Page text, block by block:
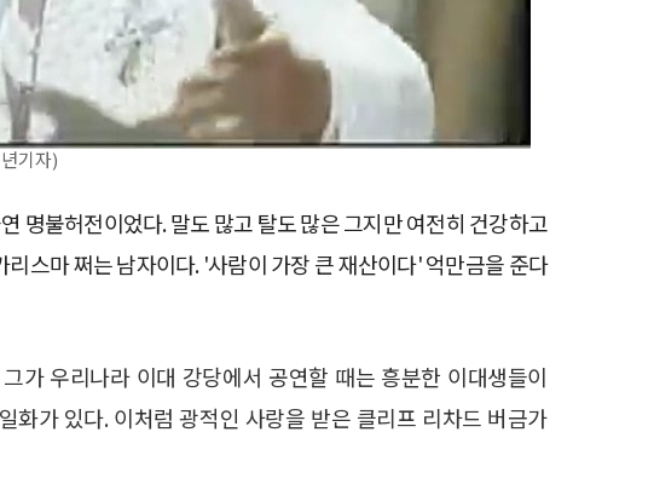
기자)
명불허전이었다. 말도 많고 탈도 많은 그지만 여전히 건강하고
스마 쩌는 남자이다. '사람이 가장 큰 재산이다' 억만금을 준다
가 우리나라 이대 강당에서 공연할 때는 흥분한 이대생들이
화가 있다. 이처럼 광적인 사랑을 받은 클리프 리차드 버금가